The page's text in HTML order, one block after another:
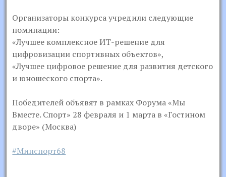
Организаторы конкурса учредили следующие
номинации:
«Лучшее комплексное ИТ-решение для
цифровизации спортивных объектов»,
«Лучшее цифровое решение для развития детского
и юношеского спорта».
Победителей объявят в рамках Форума «Мы
Вместе. Спорт» 28 февраля и 1 марта в «Гостином
дворе» (Москва)
#Минспорт68